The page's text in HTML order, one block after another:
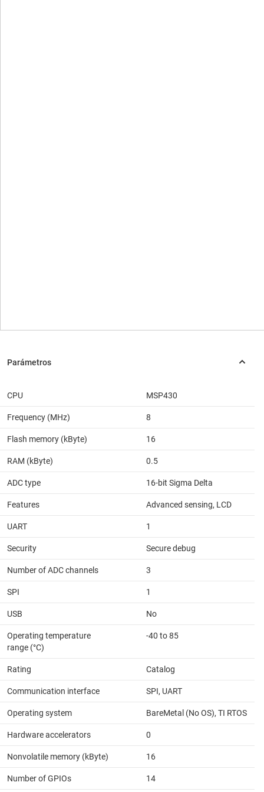
CPU MSP430
Frequency (MHz) 8
Flash memory (kByte) 16
RAM (kByte) 0.5
ADC type 16-bit Sigma Delta
Features Advanced sensing, LCD
UART 1
Security Secure debug
Number of ADC channels 3
SPI 1
USB No
Operating temperature
range (°C)
-40 to 85
Rating Catalog
Communication interface SPI, UART
Operating system BareMetal (No OS), TI RTOS
Hardware accelerators 0
Nonvolatile memory (kByte) 16
Number of GPIOs 14